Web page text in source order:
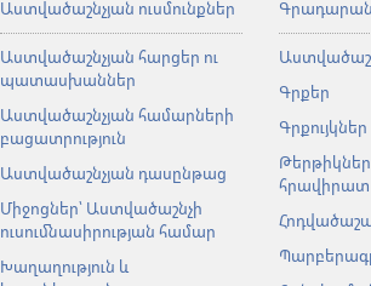
Աստվածաշնչյան ուսմունքներ
Աստվածաշնչյան հարցեր ու
պատասխաններ
Աստվածաշնչյան համարների
բացատրություն
Աստվածաշնչյան դասընթաց
Միջոցներ՝ Աստվածաշնչի
ուսումնասիրության համար
Խաղաղություն և
Գրքեր
Գրքույկներ